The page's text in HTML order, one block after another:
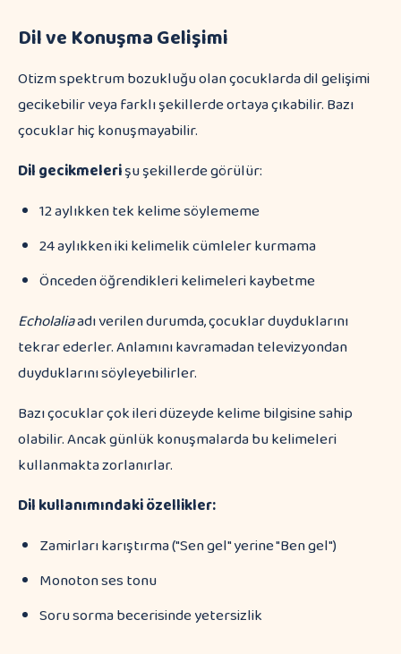
Dil ve Konuşma Gelişimi
Otizm spektrum bozukluğu olan çocuklarda dil gelişimi
gecikebilir veya farklı şekillerde ortaya çıkabilir. Bazı
çocuklar hiç konuşmayabilir.
Dil gecikmelerişu şekillerde görülür:
12 aylıkken tek kelime söylememe
24 aylıkken iki kelimelik cümleler kurmama
Önceden öğrendikleri kelimeleri kaybetme
Echolaliaadı verilen durumda, çocuklar duyduklarını
tekrar ederler. Anlamını kavramadan televizyondan
duyduklarını söyleyebilirler.
Bazı çocuklar çok ileri düzeyde kelime bilgisine sahip
olabilir. Ancak günlük konuşmalarda bu kelimeleri
kullanmakta zorlanırlar.
Dil kullanımındaki özellikler:
Zamirları karıştırma ("Sen gel" yerine "Ben gel")
Monoton ses tonu
Soru sorma becerisinde yetersizlik